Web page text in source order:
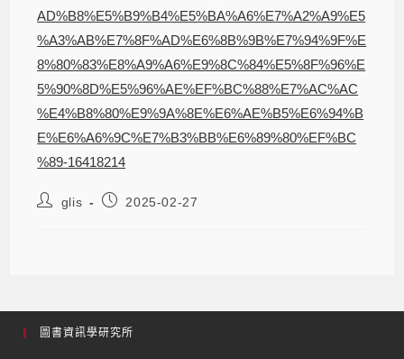
AD%B8%E5%B9%B4%E5%BA%A6%E7%A2%A9%E5
%A3%AB%E7%8F%AD%E6%8B%9B%E7%94%9F%E
8%80%83%E8%A9%A6%E9%8C%84%E5%8F%96%E
5%90%8D%E5%96%AE%EF%BC%88%E7%AC%AC
%E4%B8%80%E9%9A%8E%E6%AE%B5%E6%94%B
E%E6%A6%9C%E7%B3%BB%E6%89%80%EF%BC
%89-16418214
glis 2025-02-27
圖書資訊學研究所